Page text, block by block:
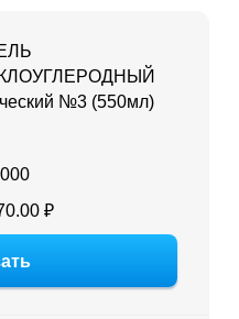
№3 (550мл)
₽